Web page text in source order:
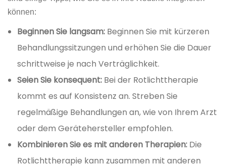
können:
Beginnen Sie langsam: Beginnen Sie mit kürzeren
Behandlungssitzungen und erhöhen Sie die Dauer
schrittweise je nach Verträglichkeit.
Seien Sie konsequent: Bei der Rotlichttherapie
kommt es auf Konsistenz an. Streben Sie
regelmäßige Behandlungen an, wie von Ihrem Arzt
oder dem Gerätehersteller empfohlen.
Kombinieren Sie es mit anderen Therapien: Die
Rotlichttherapie kann zusammen mit anderen